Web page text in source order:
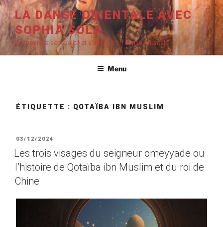
Aller
au
contenu
principal
LA DANSE ORIENTALE AVEC
SOPHIA SOLA
Epanouir sa sensualité et s'amuser en danse orientale
Menu
ÉTIQUETTE : QOTAÏBA IBN MUSLIM
PUBLIÉ
LE
03/12/2024
Les trois visages du seigneur omeyyade ou
l’histoire de Qotaïba ibn Muslim et du roi de
Chine